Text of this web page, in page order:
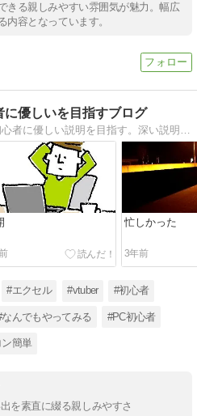
きる親しみやすい雰囲気が魅力。幅広
内容となっています。
優しいを目指すブログ
忙しかった
3年前
#エクセル #vtuber #初心者
なんでもやってみる #PC初心者
簡単
を素直に綴る親しみやすさ